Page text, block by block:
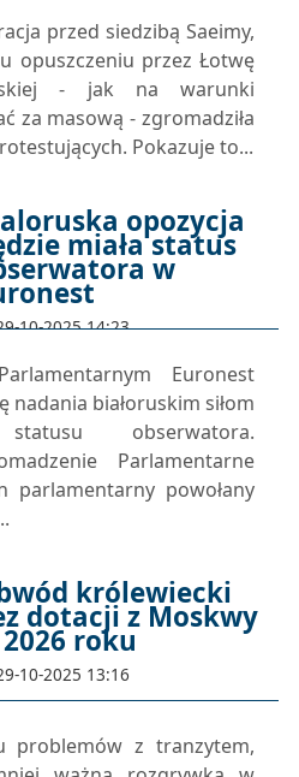
przed siedzibą Saeimy,
opuszczeniu przez Łotwę
- jak na warunki
za masową - zgromadziła
Pokazuje to...
opozycja
miała status
w
10-2025 14:23
Euronest
białoruskim siłom
statusu obserwatora.
Parlamentarne
parlamentarny powołany
królewiecki
dotacji z Moskwy
roku
10-2025 13:16
problemów z tranzytem,